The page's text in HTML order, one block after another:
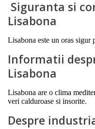
Siguranta si
Lisabona
Lisabona este un oras sigur
Informatii
Lisabona
Lisabona are o clima
veri calduroase si insorite.
Despre